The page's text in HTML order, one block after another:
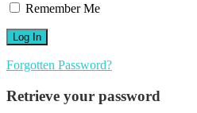
Remember Me
Forgotten Password?
Retrieve your password